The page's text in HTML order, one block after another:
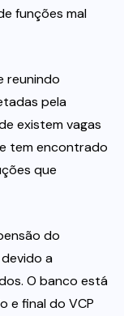
funções mal
reunindo
pela
existem vagas
tem encontrado
que
do
a
O banco está
e final do VCP